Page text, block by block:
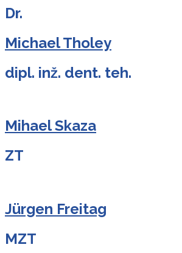
Dr.
Michael Tholey
dipl. inž. dent. teh.
Mihael Skaza
ZT
Jürgen Freitag
MZT